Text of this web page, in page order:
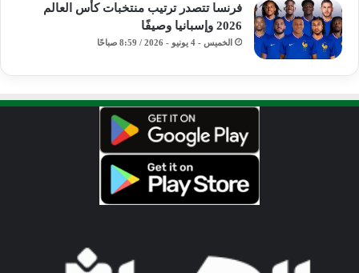
فرنسا تتصدر ترتيب منتخبات كأس العالم
2026 وإسبانيا وصيفًا
الخميس - 4 يونيو - 2026 / 8:59 صباحًا